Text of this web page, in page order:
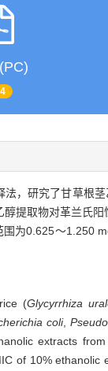
，研究了甘草根
提取物对革兰氏
为0.625～1.250
(Glycyrrhiza
coli,
extracts
of 10%